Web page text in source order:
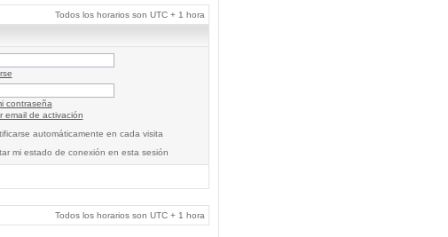
Todos los horarios son UTC + 1 hora
contraseña
email de activación
automáticamente en cada visita
mi estado de conexión en esta sesión
Todos los horarios son UTC + 1 hora